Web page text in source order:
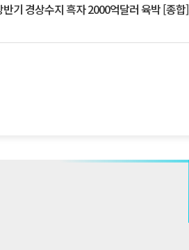
기 경상수지 흑자 2000억달러 육박 [종합]